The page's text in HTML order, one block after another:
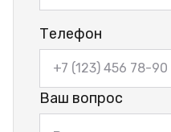
Телефон
Ваш вопрос